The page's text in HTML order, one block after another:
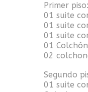
Primer piso:
01 suite
01 suite
01 suite
01
02
Segundo
01 suite